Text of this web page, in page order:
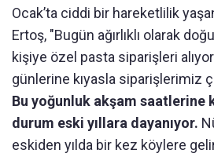
Ocak’ta ciddi bir hareketlilik
Ertoş, "Bugün ağırlıklı olarak
kişiye özel pasta siparişleri
günlerine kıyasla siparişlerimiz
Bu yoğunluk akşam saatlerine
durum eski yıllara dayanıyor.
eskiden yılda bir kez köylere